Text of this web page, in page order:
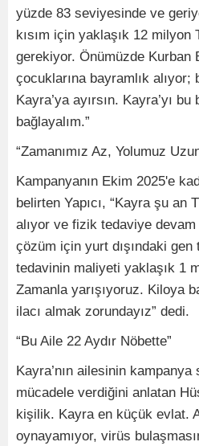
yüzde 83 seviyesinde ve
kısım için yaklaşık 12 milyon
gerekiyor. Önümüzde Kurban
çocuklarına bayramlık alıyor;
Kayra’ya ayırsın. Kayra’yı
bağlayalım.”
“Zamanımız Az, Yolumuz
Kampanyanın Ekim 2025'e
belirten Yapıcı, “Kayra şu an
alıyor ve fizik tedaviye
çözüm için yurt dışındaki
tedavinin maliyeti yaklaşık 1
Zamanla yarışıyoruz. Kiloya
ilacı almak zorundayız” dedi.
“Bu Aile 22 Aydır Nöbette”
Kayra’nın ailesinin
mücadele verdiğini anlatan
kişilik. Kayra en küçük evlat.
oynayamıyor, virüs